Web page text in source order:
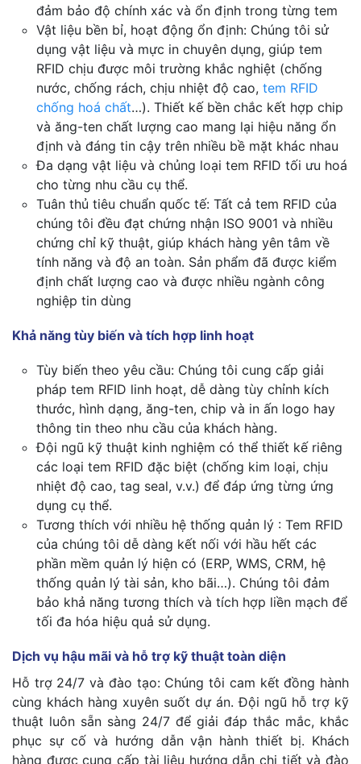
đảm bảo độ chính xác và ổn định trong từng tem
Vật liệu bền bỉ, hoạt động ổn định: Chúng tôi sử
dụng vật liệu và mực in chuyên dụng, giúp tem
RFID chịu được môi trường khắc nghiệt (chống
nước, chống rách, chịu nhiệt độ cao, tem RFID
chống hoá chất…). Thiết kế bền chắc kết hợp chip
và ăng-ten chất lượng cao mang lại hiệu năng ổn
định và đáng tin cậy trên nhiều bề mặt khác nhau
Đa dạng vật liệu và chủng loại tem RFID tối ưu hoá
cho từng nhu cầu cụ thể.
Tuân thủ tiêu chuẩn quốc tế: Tất cả tem RFID của
chúng tôi đều đạt chứng nhận ISO 9001 và nhiều
chứng chỉ kỹ thuật, giúp khách hàng yên tâm về
tính năng và độ an toàn. Sản phẩm đã được kiểm
định chất lượng cao và được nhiều ngành công
nghiệp tin dùng
Khả năng tùy biến và tích hợp linh hoạt
Tùy biến theo yêu cầu: Chúng tôi cung cấp giải
pháp tem RFID linh hoạt, dễ dàng tùy chỉnh kích
thước, hình dạng, ăng-ten, chip và in ấn logo hay
thông tin theo nhu cầu của khách hàng.
Đội ngũ kỹ thuật kinh nghiệm có thể thiết kế riêng
các loại tem RFID đặc biệt (chống kim loại, chịu
nhiệt độ cao, tag seal, v.v.) để đáp ứng từng ứng
dụng cụ thể.
Tương thích với nhiều hệ thống quản lý : Tem RFID
của chúng tôi dễ dàng kết nối với hầu hết các
phần mềm quản lý hiện có (ERP, WMS, CRM, hệ
thống quản lý tài sản, kho bãi…). Chúng tôi đảm
bảo khả năng tương thích và tích hợp liền mạch để
tối đa hóa hiệu quả sử dụng.
Dịch vụ hậu mãi và hỗ trợ kỹ thuật toàn diện
Hỗ trợ 24/7 và đào tạo: Chúng tôi cam kết đồng hành
cùng khách hàng xuyên suốt dự án. Đội ngũ hỗ trợ kỹ
thuật luôn sẵn sàng 24/7 để giải đáp thắc mắc, khắc
phục sự cố và hướng dẫn vận hành thiết bị. Khách
hàng được cung cấp tài liệu hướng dẫn chi tiết và đào